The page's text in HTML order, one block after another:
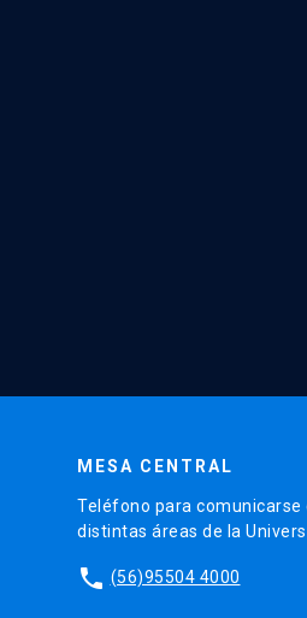
MESA CENTRAL
Teléfono para comunicarse
distintas áreas de la
phone (56)95504 4000